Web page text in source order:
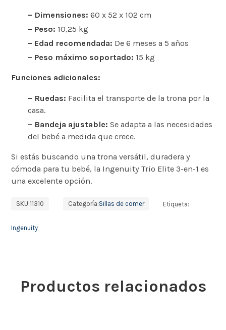
– Dimensiones: 60 x 52 x 102 cm
– Peso: 10,25 kg
– Edad recomendada: De 6 meses a 5 años
– Peso máximo soportado: 15 kg
Funciones adicionales:
– Ruedas: Facilita el transporte de la trona por la
casa.
– Bandeja ajustable: Se adapta a las necesidades
del bebé a medida que crece.
Si estás buscando una trona versátil, duradera y
cómoda para tu bebé, la Ingenuity Trio Elite 3-en-1 es
una excelente opción.
SKU:11310 Categoría:Sillas de comer Etiqueta:
Ingenuity
Productos relacionados